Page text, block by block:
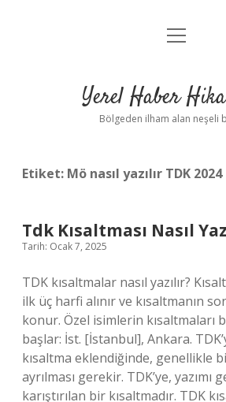
Anasayfa
Yasal Uyarı
menüyü
Yerel Haber
Bölgeden ilham alan neşeli
Etiket: Mö nasıl yazılır TDK 2024
Tdk Kısaltması Nasıl
Tarih: Ocak 7, 2025
TDK kısaltmalar nasıl yazılır?
ilk üç harfi alınır ve kısaltmanın
konur. Özel isimlerin kısaltmaları
başlar: İst. [İstanbul], Ankara.
kısaltma eklendiğinde, genellikle
ayrılması gerekir. TDK’ye, yazımı
karıştırılan bir kısaltmadır. TDK